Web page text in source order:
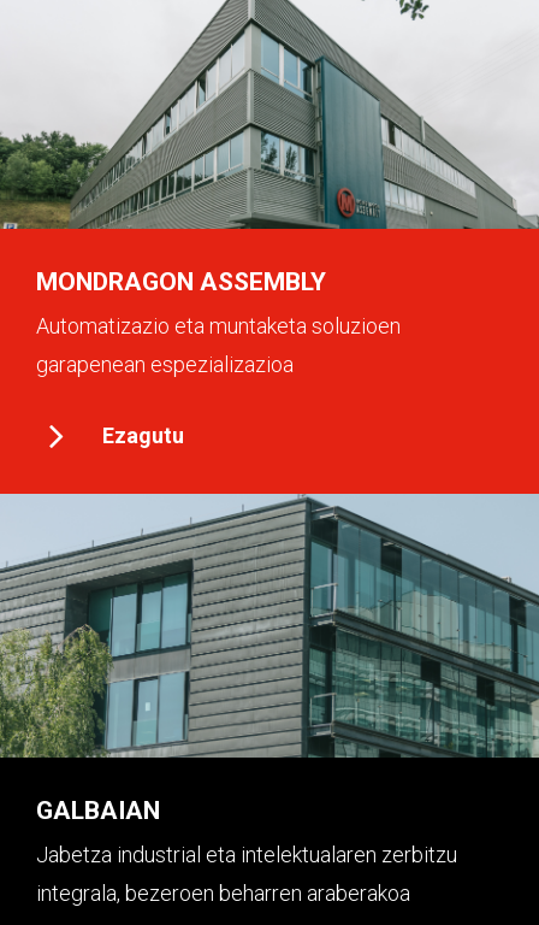
MONDRAGON ASSEMBLY
Automatizazio eta muntaketa soluzioen
garapenean espezializazioa
Ezagutu
GALBAIAN
Jabetza industrial eta intelektualaren zerbitzu
integrala, bezeroen beharren araberakoa